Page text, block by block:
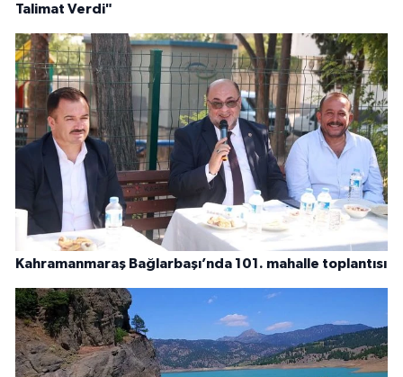
Talimat Verdi"
Kahramanmaraş Bağlarbaşı’nda 101. mahalle toplantısı